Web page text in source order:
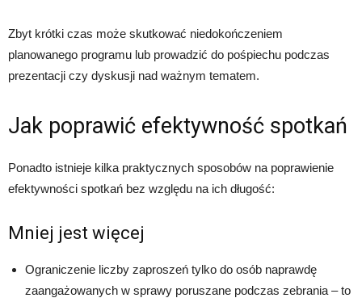
Zbyt krótki czas może skutkować niedokończeniem
planowanego programu lub prowadzić do pośpiechu podczas
prezentacji czy dyskusji nad ważnym tematem.
Jak poprawić efektywność spotkań
Ponadto istnieje kilka praktycznych sposobów na poprawienie
efektywności spotkań bez względu na ich długość:
Mniej jest więcej
Ograniczenie liczby zaproszeń tylko do osób naprawdę
zaangażowanych w sprawy poruszane podczas zebrania – to